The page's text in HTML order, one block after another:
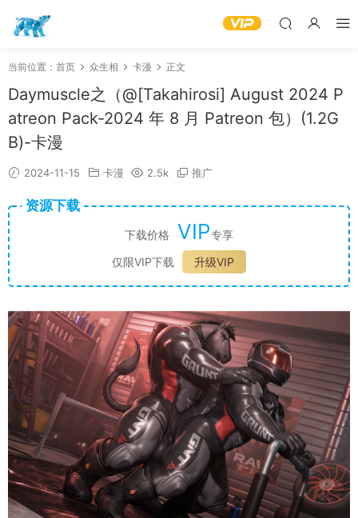
当前位置： 首页 众生相 卡漫 正文
Daymuscle之（@[Takahirosi] August 2024 P
atreon Pack-2024 年 8 月 Patreon 包）(1.2G
B)-卡漫
2024-11-15 卡漫 2.5k 推广
资源下载
下载价格 VIP专享
仅限VIP下载
升级VIP